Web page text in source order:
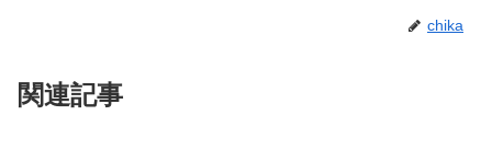
chika
関連記事